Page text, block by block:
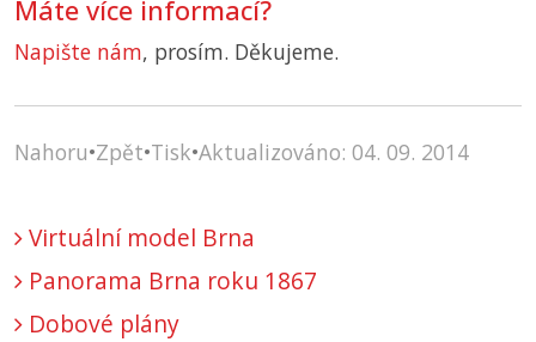
Máte více informací?
Napište nám, prosím. Děkujeme.
Nahoru•Zpět•Tisk•Aktualizováno: 04. 09. 2014
Virtuální model Brna
Panorama Brna roku 1867
Dobové plány